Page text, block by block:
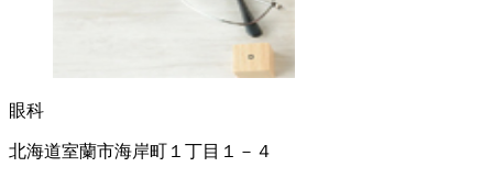
眼科
北海道室蘭市海岸町１丁目１－４